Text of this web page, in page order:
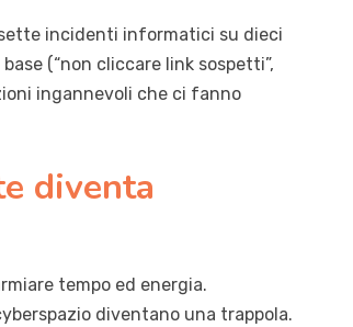
incidenti informatici su dieci
(“non cliccare link sospetti”,
ingannevoli che ci fanno
diventa
tempo ed energia.
diventano una trappola.